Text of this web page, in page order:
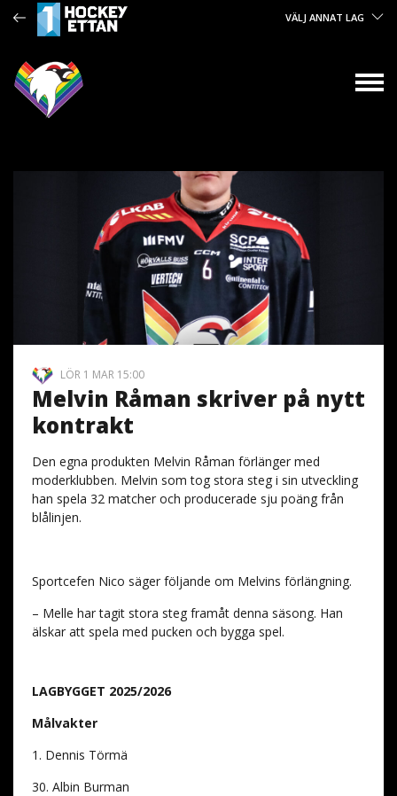
VÄLJ ANNAT LAG
LÖR 1 MAR 15:00
Melvin Råman skriver på nytt
kontrakt
Den egna produkten Melvin Råman förlänger med
moderklubben. Melvin som tog stora steg i sin utveckling
han spela 32 matcher och producerade sju poäng från
blålinjen.
Sportcefen Nico säger följande om Melvins förlängning.
– Melle har tagit stora steg framåt denna säsong. Han
älskar att spela med pucken och bygga spel.
LAGBYGGET 2025/2026
Målvakter
1. Dennis Törmä
30. Albin Burman